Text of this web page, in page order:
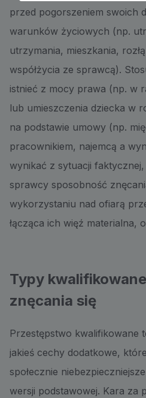
przed pogorszeniem swoich
warunków życiowych (np.
utrzymania, mieszkania,
współżycia ze sprawcą).
istnieć z mocy prawa (np. w
lub umieszczenia dziecka w
na podstawie umowy (np.
pracownikiem, najemcą a
wynikać z sytuacji
sprawcy sposobność
wykorzystaniu nad ofiarą
łącząca ich więź materialna,
Typy
znęcania się
Przestępstwo kwalifikowane
jakieś cechy dodatkowe,
społecznie
wersji podstawowej. Kara za